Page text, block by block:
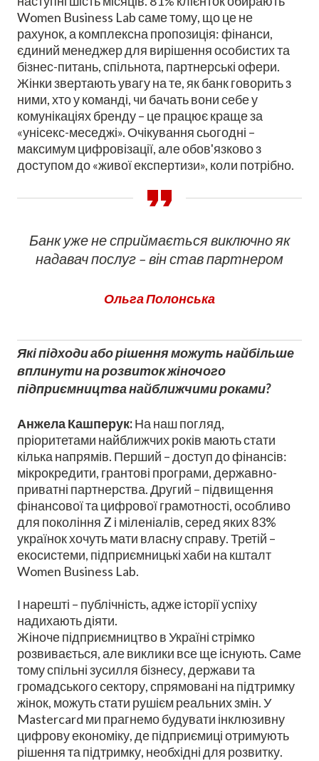
Women Business Labсаме тому, що це не
рахунок, а комплексна пропозиція: фінанси,
єдиний менеджер для вирішення особистих та
бізнес-питань, спільнота, партнерські офери.
Жінки звертають увагу на те, як банк говорить з
ними, хто у команді, чи бачать вони себе у
комунікаціях бренду – це працює краще за
«унісекс-меседжі». Очікування сьогодні –
максимум цифровізації, але обов'язково з
доступом до «живої експертизи», коли потрібно.
Банк уже не сприймається виключно як
надавач послуг – він став партнером
Ольга Полонська
Які підходи або рішення можуть найбільше
вплинути на розвиток жіночого
підприємництва найближчими роками?
Анжела Кашперук:На наш погляд,
пріоритетами найближчих років мають стати
кілька напрямів. Перший – доступ до фінансів:
мікрокредити, грантові програми, державно-
приватні партнерства. Другий – підвищення
фінансової та цифрової грамотності, особливо
для покоління Z і міленіалів, серед яких 83%
українок хочуть мати власну справу. Третій –
екосистеми, підприємницькі хаби на кшталт
Women Business Lab.
І нарешті – публічність, адже історії успіху
надихають діяти.
Жіноче підприємництво в Україні стрімко
розвивається, але виклики все ще існують. Саме
тому спільні зусилля бізнесу, держави та
громадського сектору, спрямовані на підтримку
жінок, можуть стати рушієм реальних змін. У
Mastercard ми прагнемо будувати інклюзивну
цифрову економіку, де підприємиці отримують
рішення та підтримку, необхідні для розвитку.